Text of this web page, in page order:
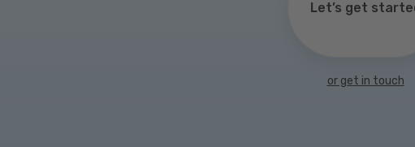
Let’s get
or get in touch